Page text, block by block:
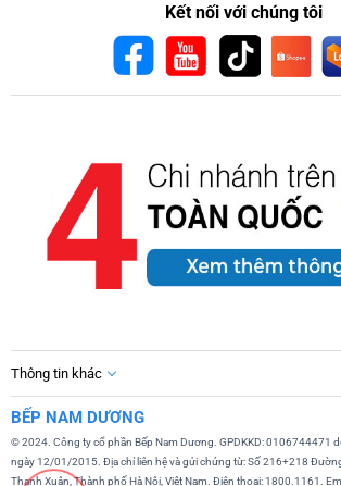
Kết nối với chúng tôi
Thông tin khác
BẾP NAM DƯƠNG
© 2024. Công ty cổ phần Bếp Nam Dương. GPDKKD: 0106744471
ngày 12/01/2015. Địa chỉ liên hệ và gửi chứng từ: Số 216+218
Thanh Xuân, Thành phố Hà Nội, Việt Nam. Điện thoại: 1800.1161.